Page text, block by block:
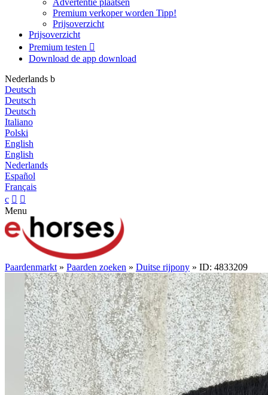
Advertentie plaatsen
Premium verkoper worden Tipp!
Prijsoverzicht
Prijsoverzicht
Premium testen 
Download de app download
Nederlands b
Deutsch
Deutsch
Deutsch
Italiano
Polski
English
English
Nederlands
Español
Français
c  
Menu
Paardenmarkt » Paarden zoeken » Duitse rijpony » ID: 4833209